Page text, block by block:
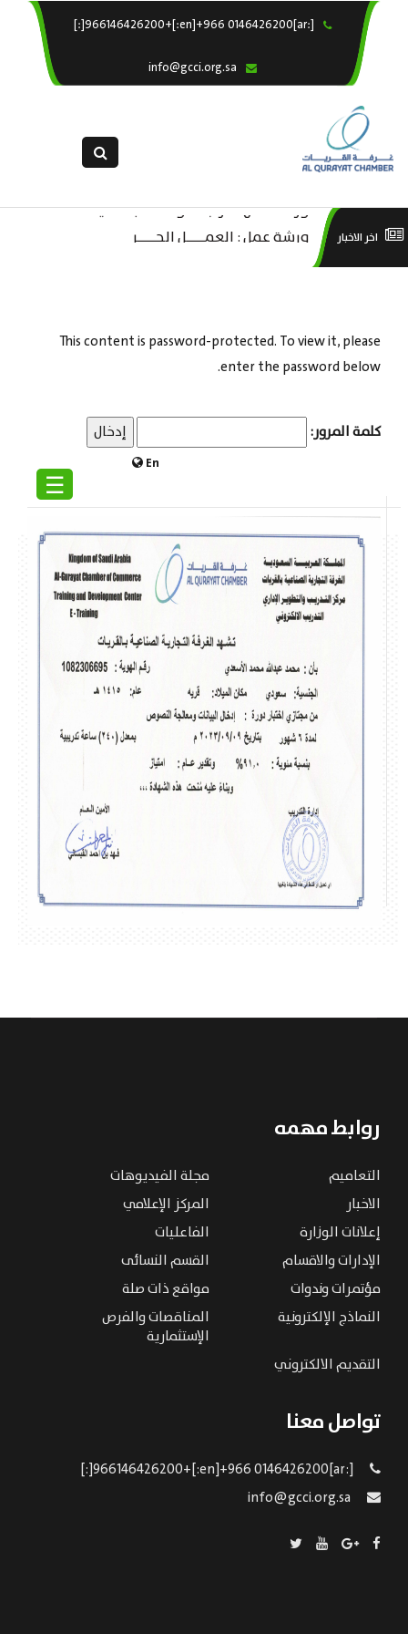
[:ar]966146426200+[:en]+966 0146426200[:]
En
☰
×
خدماتنا
التقديم الالكترونى
اخر الاخبار
ورشة عمل “مراجعة واحتساب تكاليف
بدء ومزاولة وإنهاء الأعمال الاقتصادية
ورشة عمل : العمـــــل الحـــــر
This content is password-protected. To view it, please
enter the password below.
كلمة المرور:
روابط مهمه
التعاميم
مجلة الفيديوهات
الاخبار
المركز الإعلامي
إعلانات الوزارة
الفاعليات
الإدارات والاقسام
القسم النسائى
مؤتمرات وندوات
مواقع ذات صلة
النماذج الإلكترونية
المناقصات والفرص
الإستثمارية
التقديم الالكتروني
تواصل معنا
[:ar]966146426200+[:en]+966 0146426200[:]